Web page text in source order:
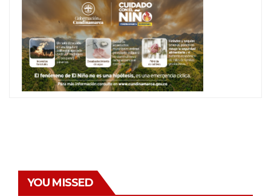
YOU MISSED